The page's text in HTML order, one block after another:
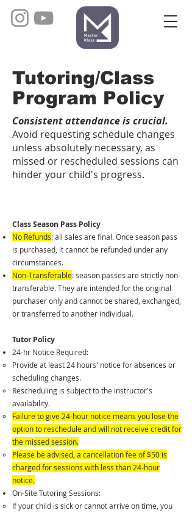
Tutoring/Class
Program Policy
Consistent attendance is crucial.
Avoid requesting schedule changes
unless absolutely necessary, as
missed or rescheduled sessions can
hinder your child's progress.
Class Season Pass Policy
No Refunds: all sales are final. Once season pass
is purchased, it cannot be refunded under any
circumstances.
Non-Transferable: season passes are strictly non-
transferable. They are intended for the original
purchaser only and cannot be shared, exchanged,
or transferred to another individual.
Tutor Policy
24-hr Notice Required:
Provide at least 24 hours' notice for absences or
scheduling changes.​
Rescheduling is subject to the instructor's
availability.
Failure to give 24-hour notice means you lose the
option to reschedule and will not receive credit for
the missed session.
Please be advised, a cancellation fee of $50 is
charged for sessions with less than 24-hour
notice.
On-Site Tutoring Sessions:
If your child is sick or cannot arrive on time, you